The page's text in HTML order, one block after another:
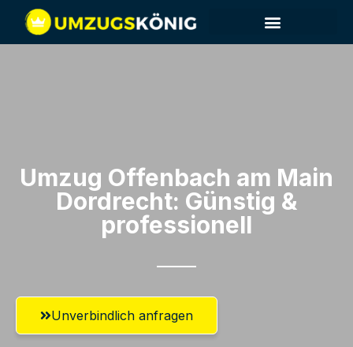
Umzug Offenbach am Main​
Dordrecht: Günstig &
professionell​
Unverbindlich anfragen